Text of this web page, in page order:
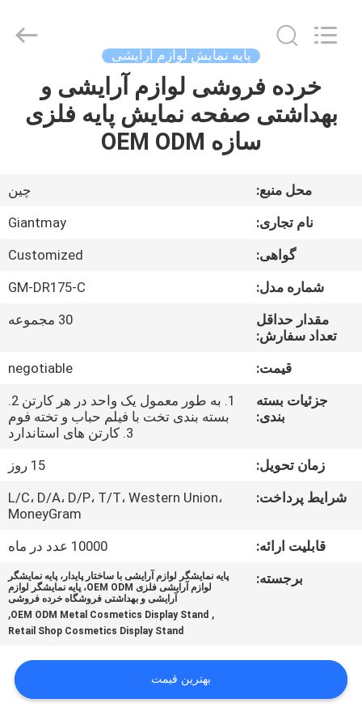
درباره
کارخانه
کنترل
تماس
بگیرید
نقشه
سایت
supplier.
Giantmay
پایه نمایش لوازم آرایشی
خرده فروشی لوازم آرایشی و
بهداشتی صفحه نمایش پایه فلزی
سازه OEM ODM
محل منبع:
چین
نام تجاری:
Giantmay
گواهی:
Customized
شماره مدل:
GM-DR175-C
مقدار حداقل
تعداد سفارش:
30 مجموعه
قیمت:
negotiable
جزئیات بسته
بندی:
1. به طور معمول یک واحد در هر کارتن 2.
بسته بندی تخت با فیلم حباب و تخته فوم
3. کارتن های استاندارد
زمان تحویل:
15 روز
شرایط پرداخت:
L/C، D/A، D/P، T/T، Western Union،
MoneyGram
قابلیت ارائه:
10000 عدد در ماه
برجسته:
پایه نمایشگر لوازم آرایشی با ساختار پایدار، پایه نمایشگر
لوازم آرایشی فلزی OEM ODM، پایه نمایشگر لوازم
آرایشی و بهداشتی فروشگاه خرده فروشی
,
OEM ODM Metal Cosmetics Display Stand
,
Retail Shop Cosmetics Display Stand
بهترین قیمت